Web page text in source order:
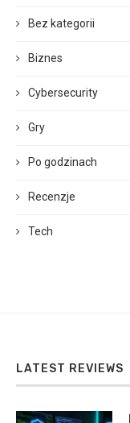
Bez kategorii
Biznes
Cybersecurity
Gry
Po godzinach
Recenzje
Tech
LATEST REVIEWS